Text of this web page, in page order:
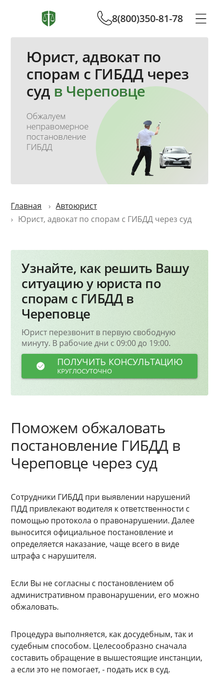
8(800)350-81-78
Юрист, адвокат по
спорам с ГИБДД через
суд в Череповце
Обжалуем
неправомерное
постановление
ГИБДД
Главная
Автоюрист
Юрист, адвокат по спорам с ГИБДД через суд
Узнайте, как решить Вашу
ситуацию у юриста по
спорам с ГИБДД в
Череповце
Юрист перезвонит в первую свободную
минуту. В рабочие дни с 09:00 до 19:00.
ПОЛУЧИТЬ КОНСУЛЬТАЦИЮ
КРУГЛОСУТОЧНО
Поможем обжаловать
постановление ГИБДД в
Череповце через суд
Сотрудники ГИБДД при выявлении нарушений
ПДД привлекают водителя к ответственности с
помощью протокола о правонарушении. Далее
выносится официальное постановление и
определяется наказание, чаще всего в виде
штрафа с нарушителя.
Если Вы не согласны с постановлением об
административном правонарушении, его можно
обжаловать.
Процедура выполняется, как досудебным, так и
судебным способом. Целесообразно сначала
составить обращение в вышестоящие инстанции,
а если это не помогает, - подать иск в суд.